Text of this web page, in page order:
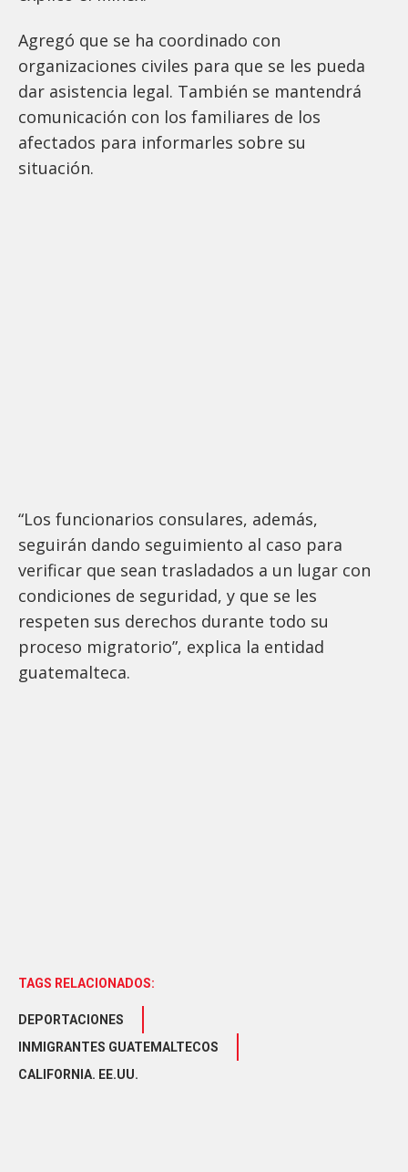
Agregó que se ha coordinado con
organizaciones civiles para que se les pueda
dar asistencia legal. También se mantendrá
comunicación con los familiares de los
afectados para informarles sobre su
situación.
“Los funcionarios consulares, además,
seguirán dando seguimiento al caso para
verificar que sean trasladados a un lugar con
condiciones de seguridad, y que se les
respeten sus derechos durante todo su
proceso migratorio”, explica la entidad
guatemalteca.
TAGS RELACIONADOS:
DEPORTACIONES
INMIGRANTES GUATEMALTECOS
CALIFORNIA. EE.UU.